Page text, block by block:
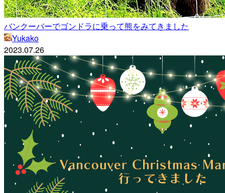
バンクーバーでゴンドラに乗って熊をみてきました
Yukako
2023.07.26